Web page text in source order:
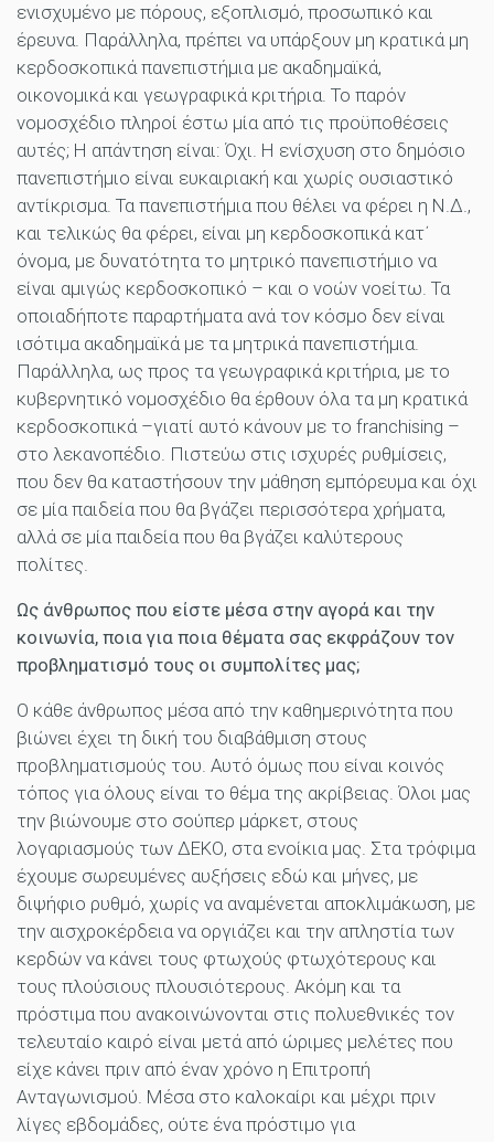
ενισχυμένο με πόρους, εξοπλισμό, προσωπικό και
έρευνα. Παράλληλα, πρέπει να υπάρξουν μη κρατικά μη
κερδοσκοπικά πανεπιστήμια με ακαδημαϊκά,
οικονομικά και γεωγραφικά κριτήρια. Το παρόν
νομοσχέδιο πληροί έστω μία από τις προϋποθέσεις
αυτές; Η απάντηση είναι: Όχι. Η ενίσχυση στο δημόσιο
πανεπιστήμιο είναι ευκαιριακή και χωρίς ουσιαστικό
αντίκρισμα. Τα πανεπιστήμια που θέλει να φέρει η Ν.Δ.,
και τελικώς θα φέρει, είναι μη κερδοσκοπικά κατ΄
όνομα, με δυνατότητα το μητρικό πανεπιστήμιο να
είναι αμιγώς κερδοσκοπικό – και ο νοών νοείτω. Τα
οποιαδήποτε παραρτήματα ανά τον κόσμο δεν είναι
ισότιμα ακαδημαϊκά με τα μητρικά πανεπιστήμια.
Παράλληλα, ως προς τα γεωγραφικά κριτήρια, με το
κυβερνητικό νομοσχέδιο θα έρθουν όλα τα μη κρατικά
κερδοσκοπικά –γιατί αυτό κάνουν με το franchising –
στο λεκανοπέδιο. Πιστεύω στις ισχυρές ρυθμίσεις,
που δεν θα καταστήσουν την μάθηση εμπόρευμα και όχι
σε μία παιδεία που θα βγάζει περισσότερα χρήματα,
αλλά σε μία παιδεία που θα βγάζει καλύτερους
πολίτες.
Ως άνθρωπος που είστε μέσα στην αγορά και την
κοινωνία, ποια για ποια θέματα σας εκφράζουν τον
προβληματισμό τους οι συμπολίτες μας;
Ο κάθε άνθρωπος μέσα από την καθημερινότητα που
βιώνει έχει τη δική του διαβάθμιση στους
προβληματισμούς του. Αυτό όμως που είναι κοινός
τόπος για όλους είναι το θέμα της ακρίβειας. Όλοι μας
την βιώνουμε στο σούπερ μάρκετ, στους
λογαριασμούς των ΔΕΚΟ, στα ενοίκια μας. Στα τρόφιμα
έχουμε σωρευμένες αυξήσεις εδώ και μήνες, με
διψήφιο ρυθμό, χωρίς να αναμένεται αποκλιμάκωση, με
την αισχροκέρδεια να οργιάζει και την απληστία των
κερδών να κάνει τους φτωχούς φτωχότερους και
τους πλούσιους πλουσιότερους. Ακόμη και τα
πρόστιμα που ανακοινώνονται στις πολυεθνικές τον
τελευταίο καιρό είναι μετά από ώριμες μελέτες που
είχε κάνει πριν από έναν χρόνο η Επιτροπή
Ανταγωνισμού. Μέσα στο καλοκαίρι και μέχρι πριν
λίγες εβδομάδες, ούτε ένα πρόστιμο για